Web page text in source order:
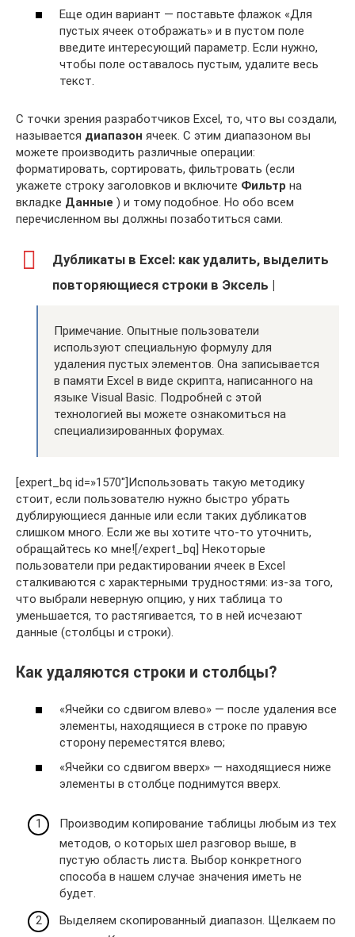
Еще один вариант — поставьте флажок «Для
пустых ячеек отображать» и в пустом поле
введите интересующий параметр. Если нужно,
чтобы поле оставалось пустым, удалите весь
текст.
С точки зрения разработчиков Excel, то, что вы создали,
называется диапазон ячеек. С этим диапазоном вы
можете производить различные операции:
форматировать, сортировать, фильтровать (если
укажете строку заголовков и включите Фильтр на
вкладке Данные ) и тому подобное. Но обо всем
перечисленном вы должны позаботиться сами.
Дубликаты в Excel: как удалить, выделить
повторяющиеся строки в Эксель |
Примечание. Опытные пользователи
используют специальную формулу для
удаления пустых элементов. Она записывается
в памяти Excel в виде скрипта, написанного на
языке Visual Basic. Подробней с этой
технологией вы можете ознакомиться на
специализированных форумах.
[expert_bq id=»1570″]Использовать такую методику
стоит, если пользователю нужно быстро убрать
дублирующиеся данные или если таких дубликатов
слишком много. Если же вы хотите что-то уточнить,
обращайтесь ко мне![/expert_bq] Некоторые
пользователи при редактировании ячеек в Excel
сталкиваются с характерными трудностями: из-за того,
что выбрали неверную опцию, у них таблица то
уменьшается, то растягивается, то в ней исчезают
данные (столбцы и строки).
Как удаляются строки и столбцы?
«Ячейки со сдвигом влево» — после удаления все
элементы, находящиеся в строке по правую
сторону переместятся влево;
«Ячейки со сдвигом вверх» — находящиеся ниже
элементы в столбце поднимутся вверх.
Производим копирование таблицы любым из тех
методов, о которых шел разговор выше, в
пустую область листа. Выбор конкретного
способа в нашем случае значения иметь не
будет.
Выделяем скопированный диапазон. Щелкаем по